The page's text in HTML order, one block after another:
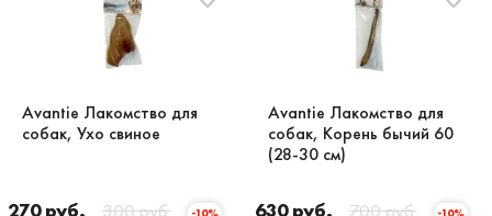
Avantie Лакомство для
собак, Ухо свиное
270 руб. 300 руб.
Avantie Лакомство для
собак, Корень бычий 60
(28-30 см)
630 руб. 700 руб.